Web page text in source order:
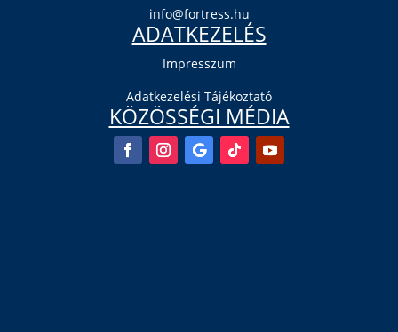
info@fortress.hu
ADATKEZELÉS
Impresszum
Adatkezelési Tájékoztató
KÖZÖSSÉGI MÉDIA